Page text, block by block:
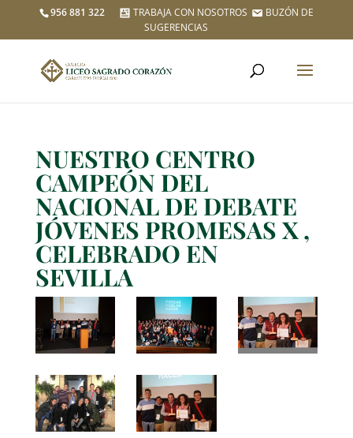
956 881 322 TRABAJA CON NOSOTROS
BUZÓN DE
SUGERENCIAS
NUESTRO CENTRO
CAMPEÓN DEL
NACIONAL DE DEBATE
JÓVENES PROMESAS X ,
CELEBRADO EN
SEVILLA